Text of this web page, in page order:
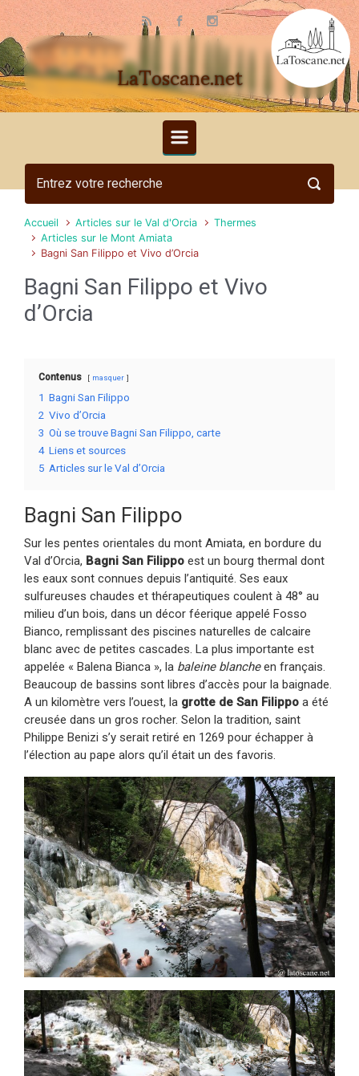
Skip to main content
LaToscane.net
Accueil Articles sur le Val d'Orcia
Thermes
Articles sur le Mont Amiata
Bagni San Filippo et Vivo d’Orcia
Bagni San Filippo et Vivo
d’Orcia
Contenus masquer
1 Bagni San Filippo
2 Vivo d’Orcia
3 Où se trouve Bagni San Filippo, carte
4 Liens et sources
5 Articles sur le Val d’Orcia
Bagni San Filippo
Sur les pentes orientales du mont Amiata, en bordure du
Val d’Orcia, Bagni San Filippo est un bourg thermal dont
les eaux sont connues depuis l’antiquité. Ses eaux
sulfureuses chaudes et thérapeutiques coulent à 48° au
milieu d’un bois, dans un décor féerique appelé Fosso
Bianco, remplissant des piscines naturelles de calcaire
blanc avec de petites cascades. La plus importante est
appelée « Balena Bianca », la baleine blancheen français.
Beaucoup de bassins sont libres d’accès pour la baignade.
A un kilomètre vers l’ouest, la grotte de San Filippo a été
creusée dans un gros rocher. Selon la tradition, saint
Philippe Benizi s’y serait retiré en 1269 pour échapper à
l’élection au pape alors qu’il était un des favoris.